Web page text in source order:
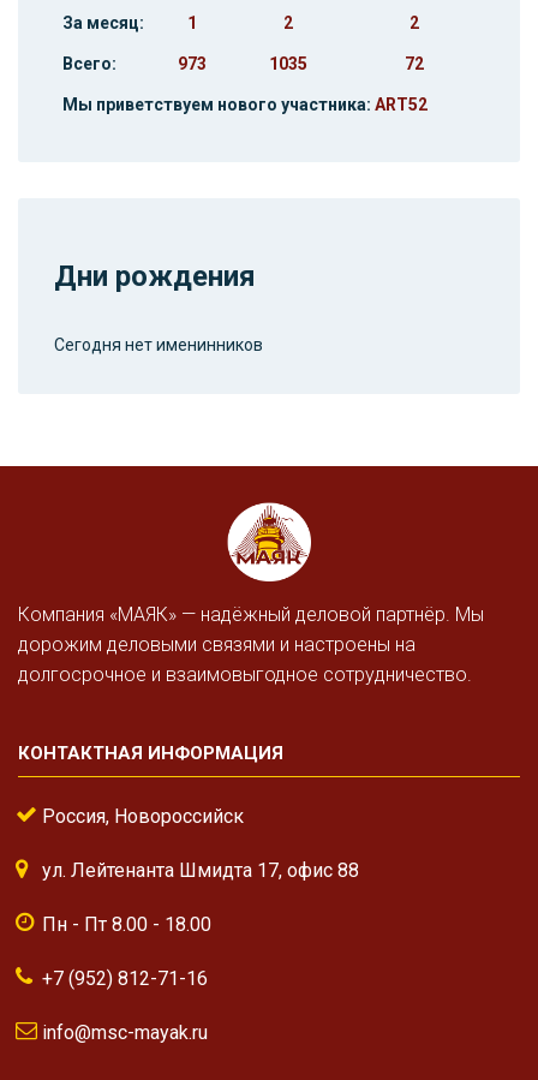
За месяц: 1 2 2
Всего: 973 1035 72
Мы приветствуем нового участника: ART52
Дни рождения
Сегодня нет именинников
Компания «МАЯК» — надёжный деловой партнёр. Мы
дорожим деловыми связями и настроены на
долгосрочное и взаимовыгодное сотрудничество.
КОНТАКТНАЯ ИНФОРМАЦИЯ
Россия, Новороссийск
ул. Лейтенанта Шмидта 17, офис 88
Пн - Пт 8.00 - 18.00
+7 (952) 812-71-16
info@msc-mayak.ru